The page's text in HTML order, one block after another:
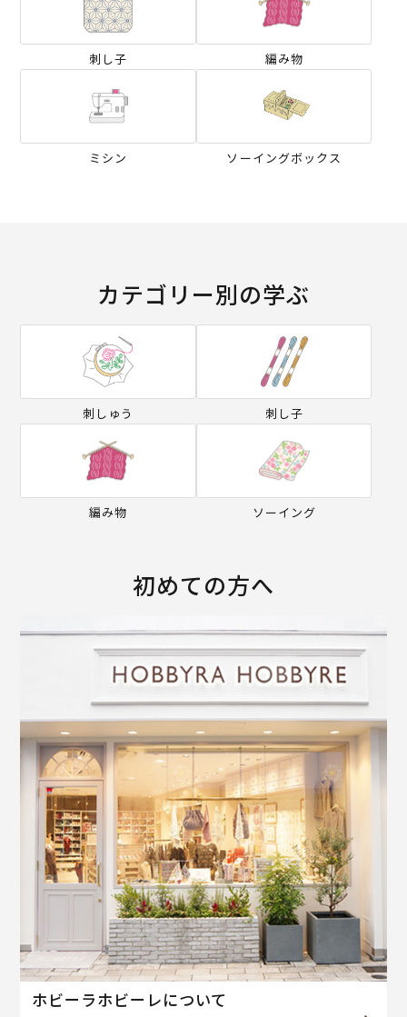
刺し子 編み物
ミシン ソーイングボックス
カテゴリー別の学ぶ
刺しゅう 刺し子
編み物 ソーイング
初めての方へ
ホビーラホビーレについて